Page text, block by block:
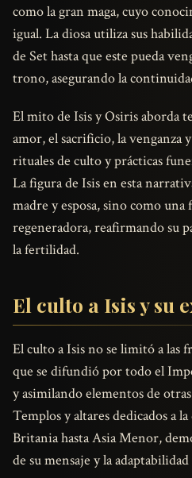
como la gran maga, cuyo
igual. La diosa utiliza sus
de Set hasta que este pueda
trono, asegurando la
El mito de Isis y Osiris aborda
amor, el sacrificio, la venganza
rituales de culto y prácticas
La figura de Isis en esta
madre y esposa, sino como
regeneradora, reafirmando su
la fertilidad.
El culto a Isis y su
El culto a Isis no se limitó a las
que se difundió por todo el
y asimilando elementos de
Templos y altares dedicados a
Britania hasta Asia Menor,
de su mensaje y la